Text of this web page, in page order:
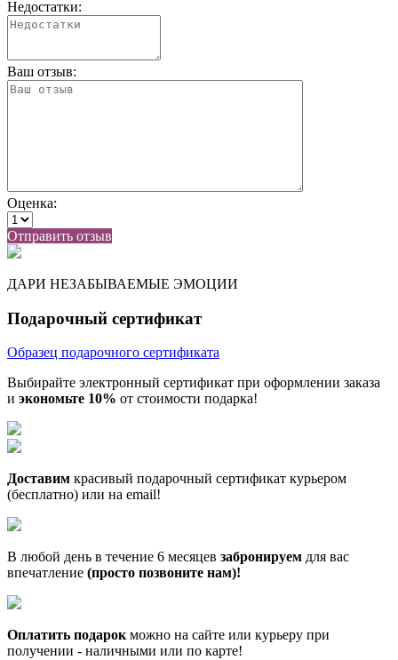
Недостатки:
Ваш отзыв:
Оценка:
Отправить отзыв
ДАРИ НЕЗАБЫВАЕМЫЕ ЭМОЦИИ
Подарочный сертификат
Образец подарочного сертификата
Выбирайте электронный сертификат при оформлении заказа
и экономьте 10% от стоимости подарка!
Доставим красивый подарочный сертификат курьером
(бесплатно) или на email!
В любой день в течение 6 месяцев забронируем для вас
впечатление (просто позвоните нам)!
Оплатить подарок можно на сайте или курьеру при
получении - наличными или по карте!